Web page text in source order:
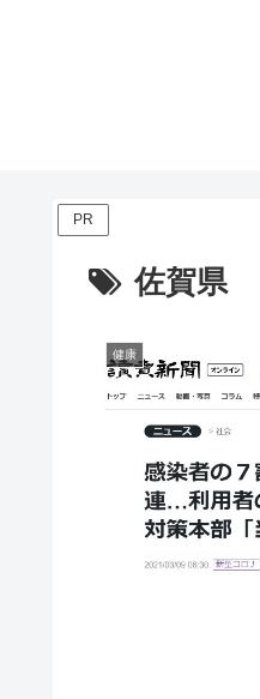
PR
佐賀県
健康